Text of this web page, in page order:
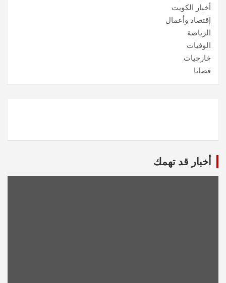
أخبار الكويت
إقتصاد وأعمال
الرياضة
الوفيات
خارجيات
قضايا
أخبار قد تهمك